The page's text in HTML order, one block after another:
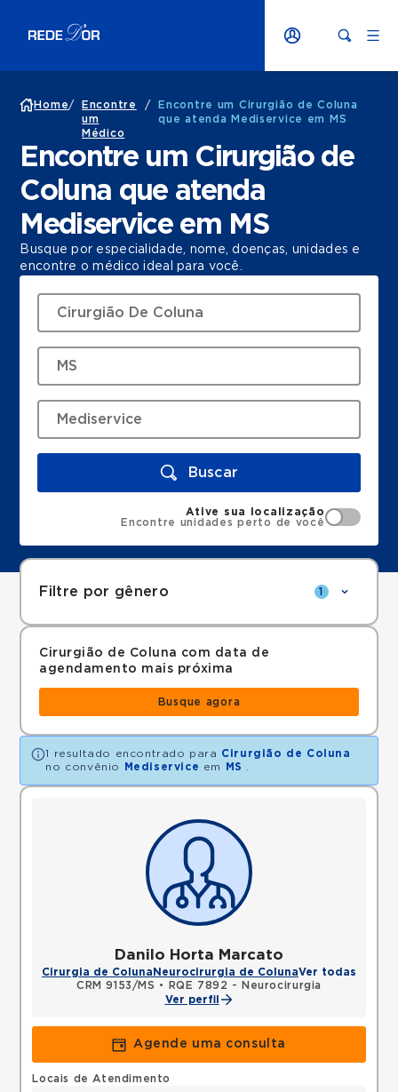
Home/
Encontre
um
Médico
/
Encontre um Cirurgião de Coluna
que atenda Mediservice em MS
Encontre um Cirurgião de
Coluna que atenda
Mediservice em MS
Busque por especialidade, nome, doenças, unidades e
encontre o médico ideal para você.
Buscar
Ative sua localização
Encontre unidades perto de você
Filtre por gênero 1
Cirurgião de Coluna com data de
agendamento mais próxima
Busque agora
1 resultado encontrado para Cirurgião de Coluna
no convênio
Mediservice em MS
Danilo Horta Marcato
Cirurgia de Coluna Neurocirurgia de ColunaVer todas
CRM 9153/MS •
RQE 7892 - Neurocirurgia
Ver perfil
Agende uma consulta
Locais de Atendimento